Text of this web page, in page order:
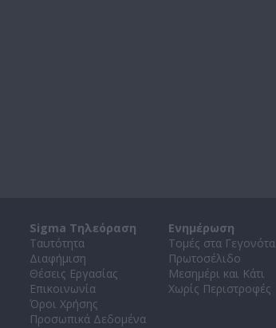
Sigma Τηλεόραση
Ταυτότητα
Διαφήμιση
Θέσεις Εργασίας
Επικοινωνία
Όροι Χρήσης
Προσωπικά Δεδομένα
Ενημέρωση
Τομές στα Γεγονότα
Πρωτοσέλιδο
Μεσημέρι και Κάτι
Χωρίς Περιστροφές